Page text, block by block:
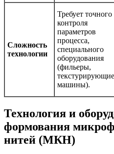
Сложность
технологии
Требует точного
контроля
параметров
процесса,
специального
оборудования
(фильеры,
текстурирующие
машины).
Технология и
формования
нитей (МКН)